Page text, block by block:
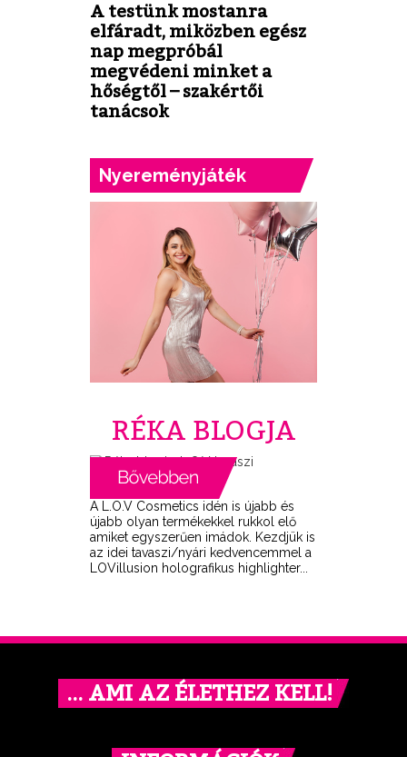
A testünk mostanra
elfáradt, miközben egész
nap megpróbál
megvédeni minket a
hőségtől – szakértői
tanácsok
Nyereményjáték
RÉKA BLOGJA
A L.O.V Cosmetics idén is újabb és
újabb olyan termékekkel rukkol elő
amiket egyszerűen imádok. Kezdjük is
az idei tavaszi/nyári kedvencemmel a
LOVillusion holografikus highlighter...
… AMI AZ ÉLETHEZ KELL!